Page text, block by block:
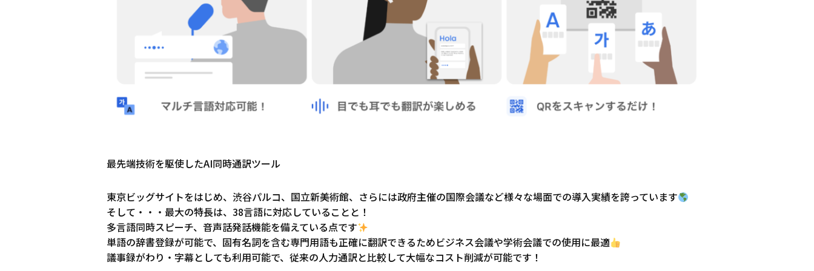
最先端技術を駆使したAI同時通訳ツール
東京ビッグサイトをはじめ、渋谷パルコ、国立新美術館、さらには政府主催の国際会議など様々な場面での導入実績を誇っています
そして・・・最大の特長は、38言語に対応していることと！
多言語同時スピーチ、音声話発話機能を備えている点です
単語の辞書登録が可能で、固有名詞を含む専門用語も正確に翻訳できるためビジネス会議や学術会議での使用に最適
議事録がわり・字幕としても利用可能で、従来の人力通訳と比較して大幅なコスト削減が可能です！